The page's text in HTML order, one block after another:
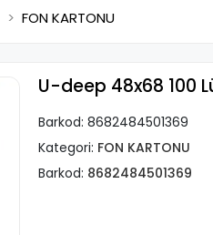
FON KARTONU
U-deep 48x68 100
Barkod: 8682484501369
Kategori: FON KARTONU
Barkod: 8682484501369